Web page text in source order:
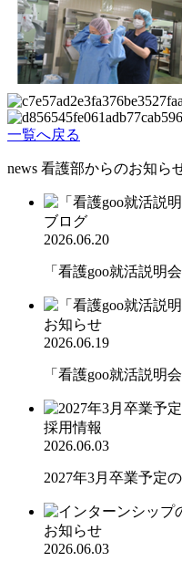
一覧へ戻る
news 看護部からのお知ら
ブログ
2026.06.20
「看護goo就活説明
お知らせ
2026.06.19
「看護goo就活説明
採用情報
2026.06.03
2027年3月卒業予定
お知らせ
2026.06.03